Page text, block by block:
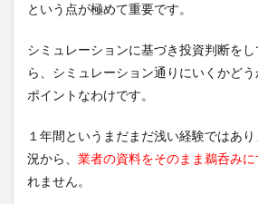
という点が極めて重要です。
シミュレーションに基づき投資判断を
ら、シミュレーション通りにいくかど
ポイントなわけです。
１年間というまだまだ浅い経験ではあ
況から、 業者の資料をそのまま鵜呑み
れません。